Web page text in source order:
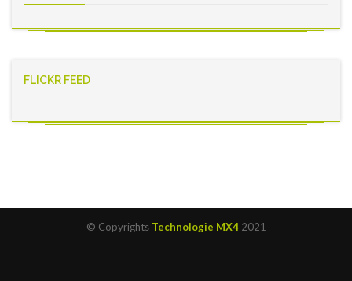
FLICKR FEED
© Copyrights Technologie MX42021